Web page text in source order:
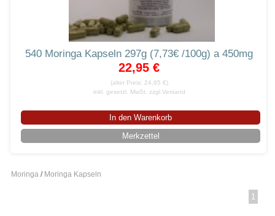
540 Moringa Kapseln 297g (7,73€ /100g) a 450mg
22,95 €
(alter Preis: 24,95 €)
inkl. gesetzl. MwSt.
zzgl.Versand
In den Warenkorb
Merkzettel
Moringa / Moringa Kapseln
1